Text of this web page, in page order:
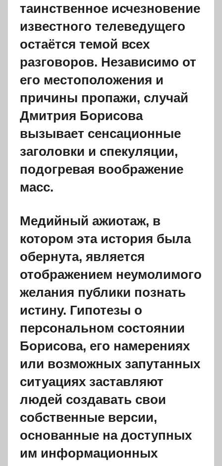
таинственное исчезновение
известного телеведущего
остаётся темой всех
разговоров. Независимо от
его местоположения и
причины пропажи, случай
Дмитрия Борисова
вызывает сенсационные
заголовки и спекуляции,
подогревая воображение
масс.
Медийный ажиотаж, в
котором эта история была
обернута, является
отображением неумолимого
желания публики познать
истину. Гипотезы о
персональном состоянии
Борисова, его намерениях
или возможных запутанных
ситуациях заставляют
людей создавать свои
собственные версии,
основанные на доступных
им информационных